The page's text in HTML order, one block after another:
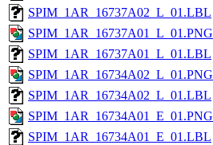
SPIM_1AR_16737A02_L_01.LBL
SPIM_1AR_16737A01_L_01.PNG
SPIM_1AR_16737A01_L_01.LBL
SPIM_1AR_16734A02_L_01.PNG
SPIM_1AR_16734A02_L_01.LBL
SPIM_1AR_16734A01_E_01.PNG
SPIM_1AR_16734A01_E_01.LBL